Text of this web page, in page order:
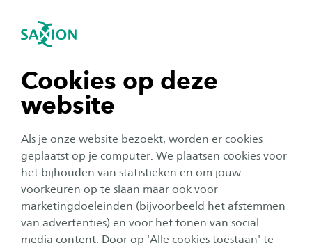
Cookies op deze
website
Als je onze website bezoekt, worden er cookies
geplaatst op je computer. We plaatsen cookies voor
het bijhouden van statistieken en om jouw
voorkeuren op te slaan maar ook voor
marketingdoeleinden (bijvoorbeeld het afstemmen
van advertenties) en voor het tonen van social
media content. Door op 'Alle cookies toestaan' te
Navigatie openen
tonen
tonen
tonen
tonen
sluiten
Professionaliseringspalet VO module
Subnavigatie tonen